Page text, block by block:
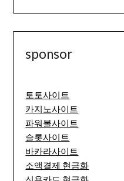
sponsor
토토사이트
카지노사이트
파워볼사이트
슬롯사이트
바카라사이트
소액결제 현금화